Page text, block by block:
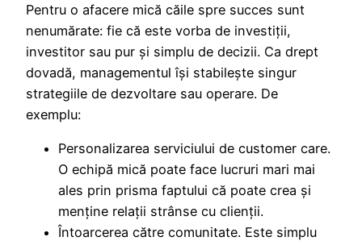
Pentru o afacere mică căile spre succes sunt
nenumărate: fie că este vorba de investiții,
investitor sau pur și simplu de decizii. Ca drept
dovadă, managementul își stabilește singur
strategiile de dezvoltare sau operare. De
exemplu:
Personalizarea serviciului de customer care.
O echipă mică poate face lucruri mari mai
ales prin prisma faptului că poate crea și
menține relații strânse cu clienții.
Întoarcerea către comunitate. Este simplu